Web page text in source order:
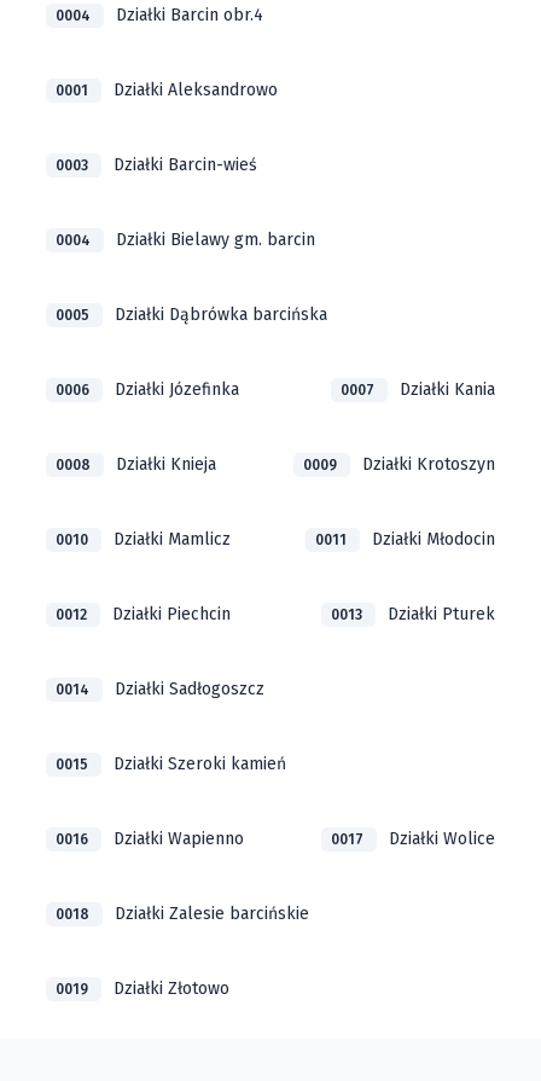
0004 Działki Barcin obr.4
0001 Działki Aleksandrowo
0003 Działki Barcin-wieś
0004 Działki Bielawy gm. barcin
0005 Działki Dąbrówka barcińska
0006 Działki Józefinka 0007 Działki Kania
0008 Działki Knieja 0009 Działki Krotoszyn
0010 Działki Mamlicz 0011 Działki Młodocin
0012 Działki Piechcin 0013 Działki Pturek
0014 Działki Sadłogoszcz
0015 Działki Szeroki kamień
0016 Działki Wapienno 0017 Działki Wolice
0018 Działki Zalesie barcińskie
0019 Działki Złotowo